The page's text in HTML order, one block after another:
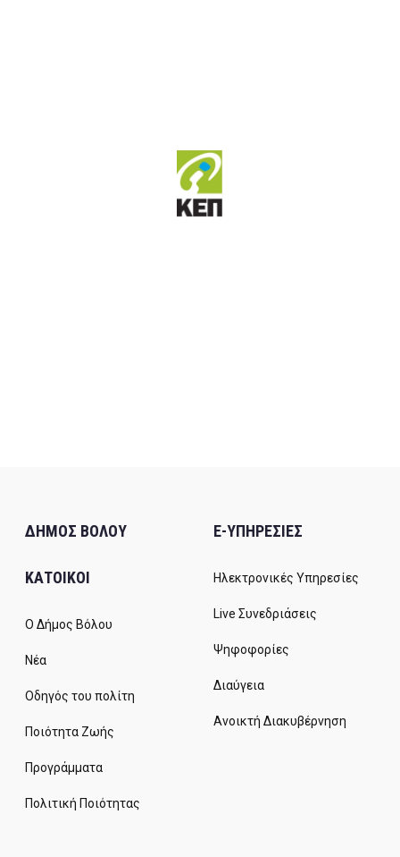
ΔΗΜΟΣ ΒΟΛΟΥ
ΚΑΤΟΙΚΟΙ
Ο Δήμος Βόλου
Νέα
Οδηγός του πολίτη
Ποιότητα Ζωής
Προγράμματα
Πολιτική Ποιότητας
E-ΥΠΗΡΕΣΙΕΣ
Ηλεκτρονικές Υπηρεσίες
Live Συνεδριάσεις
Ψηφοφορίες
Διαύγεια
Ανοικτή Διακυβέρνηση